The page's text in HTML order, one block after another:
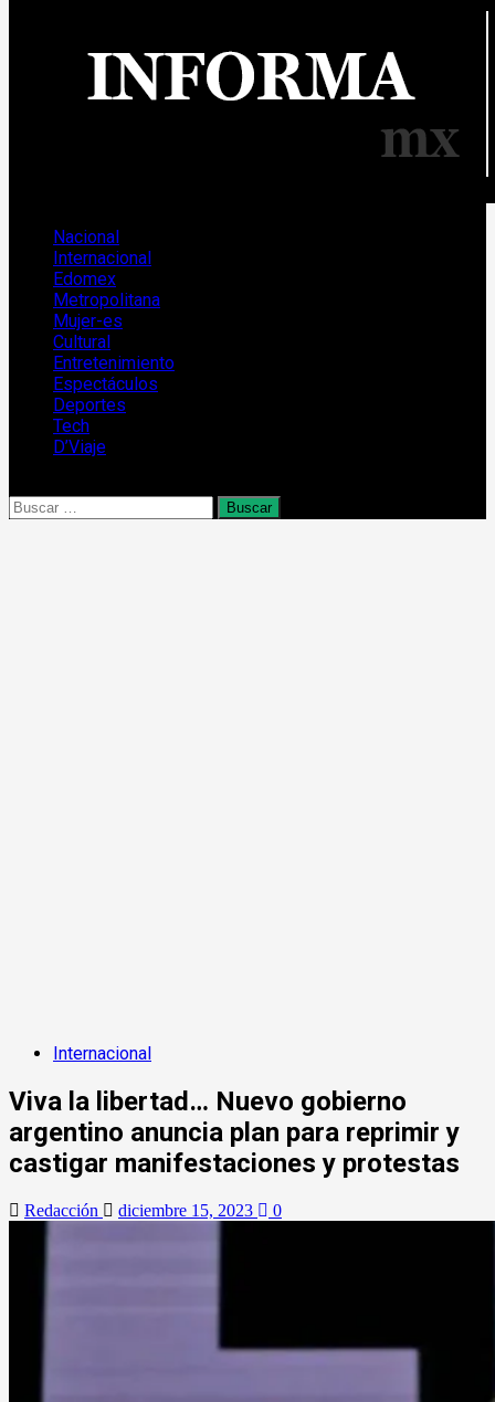
Nacional
Internacional
Edomex
Metropolitana
Mujer-es
Cultural
Entretenimiento
Espectáculos
Deportes
Tech
D’Viaje
Buscar:
Internacional
Viva la libertad… Nuevo gobierno
argentino anuncia plan para reprimir y
castigar manifestaciones y protestas
Redacción diciembre 15, 2023 0